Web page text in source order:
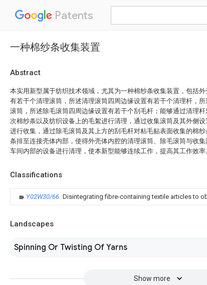
Patents
一种棉纱条收集装置
Abstract
本实用新型属于纺织技术领域，尤其为一种棉纱条收集装置，包括
有若干个清理滚筒，所述清理滚筒四周边缘设置有若干个清理杆，
滚筒，所述除毛滚筒四周边缘设置有若干个刮毛杆；能够通过清理
次棉纱条以及纺织设备上的毛絮进行清理，通过收集滚筒及其外侧
进行收集，通过除毛滚筒及其上方的刮毛杆对粘毛贴表面收集的棉
条排至连接壳体内部，使得外壳体内腔的清理滚筒、除毛滚筒与收
车间内部的设备进行清理，使本新型能够连续工作，提高其工作效率
Classifications
Y02W30/66 Disintegrating fibre-containing textile articles to
Landscapes
Spinning Or Twisting Of Yarns
Show more